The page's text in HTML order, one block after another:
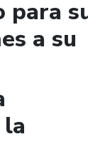
para
a su